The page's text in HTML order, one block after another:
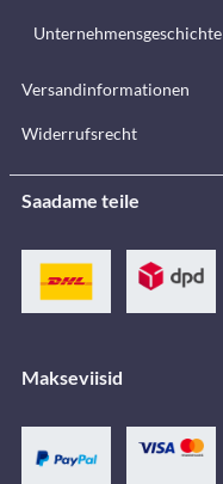
Unternehmensgeschichte
Versandinformationen
Widerrufsrecht
Saadame teile
Makseviisid